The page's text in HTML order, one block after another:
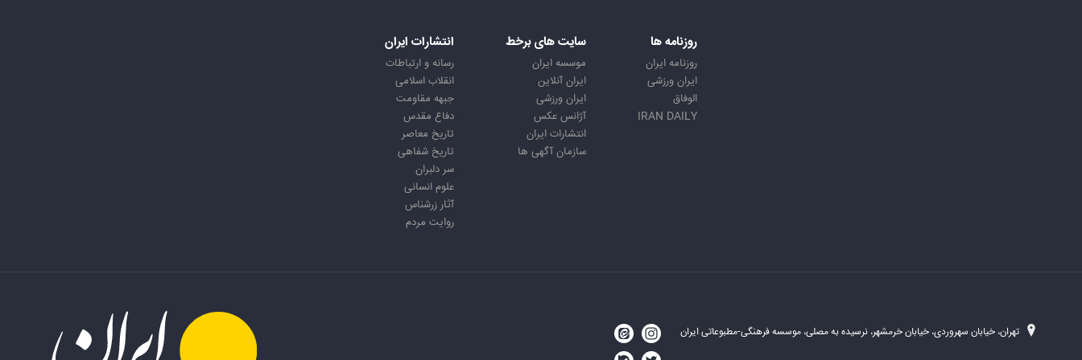
روزنامه ها
روزنامه ایران
ایران ورزشی
الوفاق
IRAN DAILY
سایت های برخط
موسسه ایران
ایران آنلاین
ایران ورزشی
آژانس عکس
انتشارات ایران
سازمان آگهی ها
انتشارات ایران
رسانه و ارتباطات
انقلاب اسلامی
جبهه مقاومت
دفاع مقدس
تاریخ معاصر
تاریخ شفاهی
سر دلبران
علوم انسانی
آثار زرشناس
روایت مردم
تهران، خیابان سهروردی، خیابان خرمشهر، نرسیده به مصلی، موسسه فرهنگی-مطبوعاتی ایران